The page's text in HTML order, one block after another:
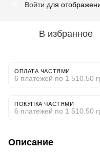
Войти для
В избранное
ОПЛАТА ЧАСТЯМИ
6 платежей по 1 510.50
ПОКУПКА ЧАСТЯМИ
6 платежей по 1 510.50
Описание